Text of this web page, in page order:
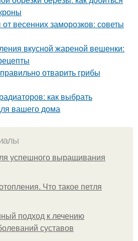
весенних заморозков: советы
вкусной жареной вешенки:
отварить грибы
как выбрать
вашего дома
успешного выращивания
Что такое петля
подход к лечению
суставов